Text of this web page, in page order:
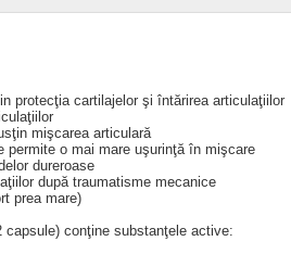
protecţia cartilajelor şi întărirea articulaţiilor
mişcarea articulară
permite o mai mare uşurinţă în mişcare
dureroase
după traumatisme mecanice
prea mare)
capsule) conţine substanţele active: